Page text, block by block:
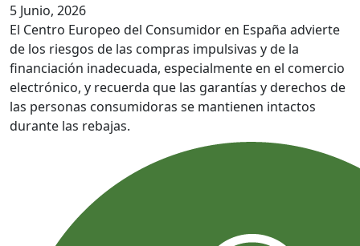
5 Junio, 2026
El Centro Europeo del Consumidor en España advierte
de los riesgos de las compras impulsivas y de la
financiación inadecuada, especialmente en el comercio
electrónico, y recuerda que las garantías y derechos de
las personas consumidoras se mantienen intactos
durante las rebajas.